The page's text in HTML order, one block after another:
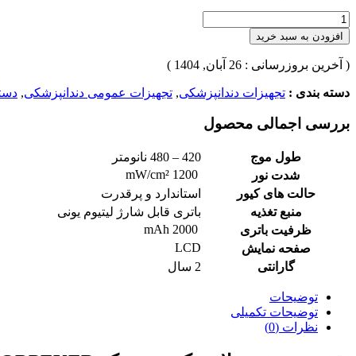
افزودن به سبد خرید
( آخرین بروزرسانی : 26 آبان, 1404 )
دسته بندی : تجهیزات دندانپزشکی, تجهیزات عمومی دندانپزشکی,
بررسی اجمالی محصول
طول موج
420 – 480 نانومتر
شدت نور
حالت های کیور
استاندارد و پرقدرت
منبع تغذیه
باتری قابل شارژ لیتیوم یونی
ظرفیت باتری
صفحه نمایش
LCD
گارانتی
2 سال
توضیحات
توضیحات تکمیلی
نظرات (0)